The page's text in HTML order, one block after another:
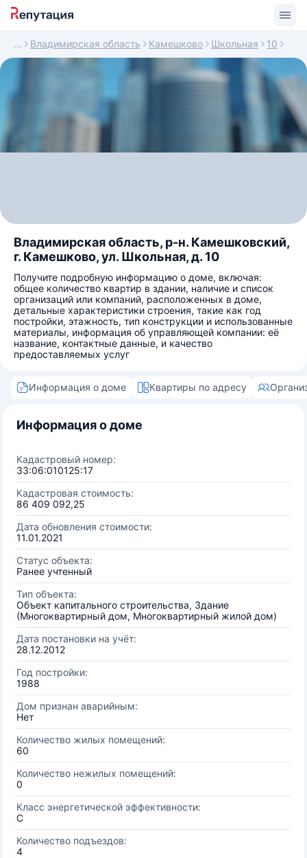
Владимирская область Камешково Школьная 10
Владимирская область, р-н. Камешковский,
г. Камешково, ул. Школьная, д. 10
Получите подробную информацию о доме, включая:
общее количество квартир в здании, наличие и список
организаций или компаний, расположенных в доме,
детальные характеристики строения, такие как год
постройки, этажность, тип конструкции и использованные
материалы, информация об управляющей компании: её
название, контактные данные, и качество
предоставляемых услуг
Информация о доме Квартиры по адресу
Информация о доме
Кадастровый номер:
33:06:010125:17
Кадастровая стоимость:
86 409 092,25
Дата обновления стоимости:
11.01.2021
Статус объекта:
Ранее учтенный
Тип объекта:
Объект капитального строительства, Здание
(Многоквартирный дом, Многоквартирный жилой дом)
Дата постановки на учёт:
28.12.2012
Год постройки:
1988
Дом признан аварийным:
Нет
Количество жилых помещений:
60
Количество нежилых помещений:
0
Класс энергетической эффективности:
C
Количество подъездов:
4